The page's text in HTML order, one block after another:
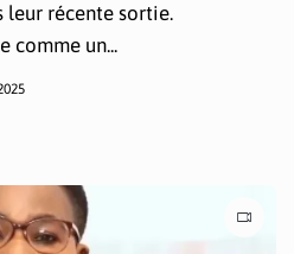
leur récente sortie.
comme un...